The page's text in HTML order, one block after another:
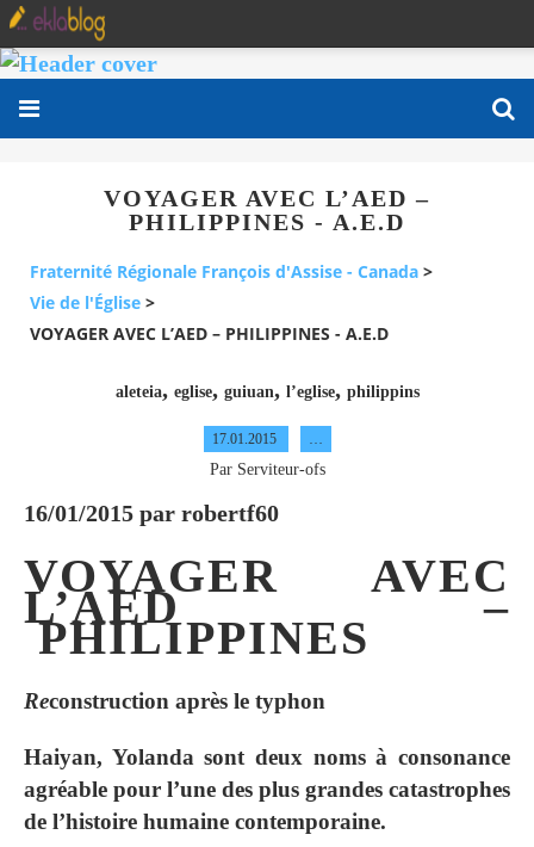
VOYAGER AVEC L’AED –
PHILIPPINES - A.E.D
Fraternité Régionale François d'Assise - Canada >
Vie de l'Église >
VOYAGER AVEC L’AED – PHILIPPINES - A.E.D
aleteia, eglise, guiuan, l’eglise, philippins
17.01.2015
Par Serviteur-ofs
16/01/2015 par robertf60
VOYAGER AVEC
L’AED –
PHILIPPINES
Reconstruction après le typhon
Haiyan, Yolanda sont deux noms à consonance
agréable pour l’une des plus grandes catastrophes
de l’histoire humaine contemporaine.